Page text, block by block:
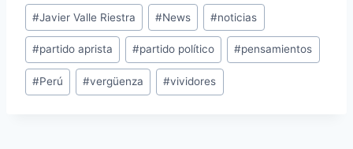
#Javier Valle Riestra #News #noticias
#partido aprista #partido político #pensamientos
#Perú #vergüenza #vividores